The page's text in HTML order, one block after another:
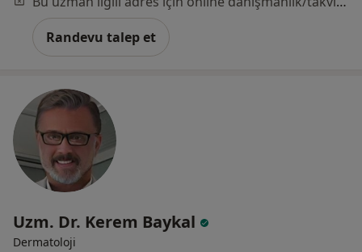
Randevu talep et
Uzm. Dr. Kerem Baykal
Dermatoloji